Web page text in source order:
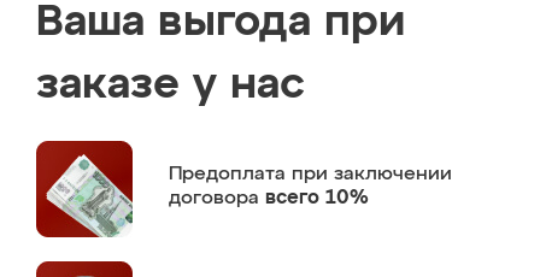
Ваша выгода при
заказе у нас
Предоплата при заключении
договора всего 10%